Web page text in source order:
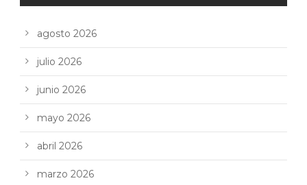
agosto 2026
julio 2026
junio 2026
mayo 2026
abril 2026
marzo 2026